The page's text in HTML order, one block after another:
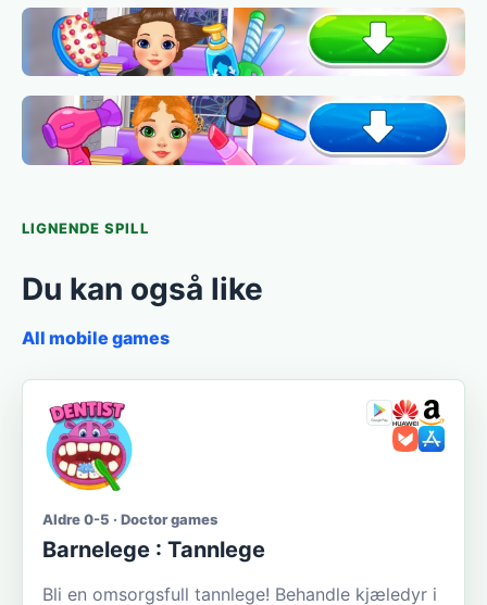
LIGNENDE SPILL
Du kan også like
All mobile games
Aldre 0-5 · Doctor games
Barnelege : Tannlege
Bli en omsorgsfull tannlege! Behandle kjæledyr i